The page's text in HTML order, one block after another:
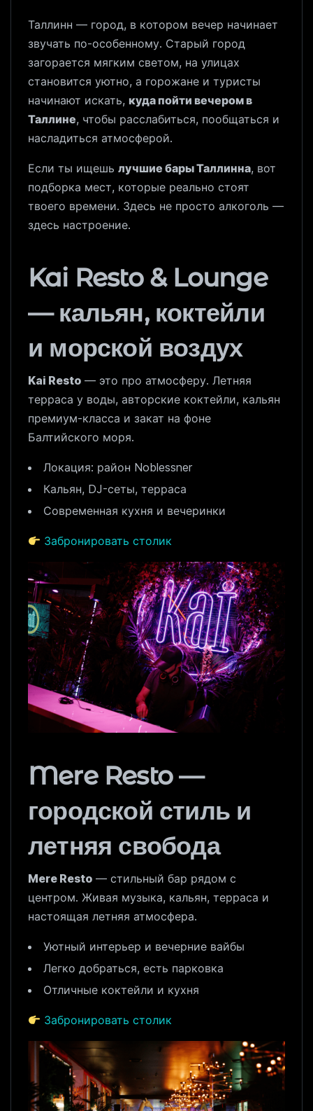
Таллинн — город, в котором вечер начинает
звучать по-особенному. Старый город
загорается мягким светом, на улицах
становится уютно, а горожане и туристы
начинают искать, куда пойти вечером в
Таллине, чтобы расслабиться, пообщаться и
насладиться атмосферой.
Если ты ищешь лучшие бары Таллинна, вот
подборка мест, которые реально стоят
твоего времени. Здесь не просто алкоголь —
здесь настроение.
Kai Resto & Lounge
— кальян, коктейли
и морской воздух
Kai Resto — это про атмосферу. Летняя
терраса у воды, авторские коктейли, кальян
премиум-класса и закат на фоне
Балтийского моря.
Локация: район Noblessner
Кальян, DJ-сеты, терраса
Современная кухня и вечеринки
Забронировать столик
Mere Resto —
городской стиль и
летняя свобода
Mere Resto — стильный бар рядом с
центром. Живая музыка, кальян, терраса и
настоящая летняя атмосфера.
Уютный интерьер и вечерние вайбы
Легко добраться, есть парковка
Отличные коктейли и кухня
Забронировать столик